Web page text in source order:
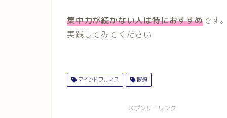
集中力が続かない人は特におすすめです。
実践してみてください
マインドフルネス 瞑想
スポンサーリンク